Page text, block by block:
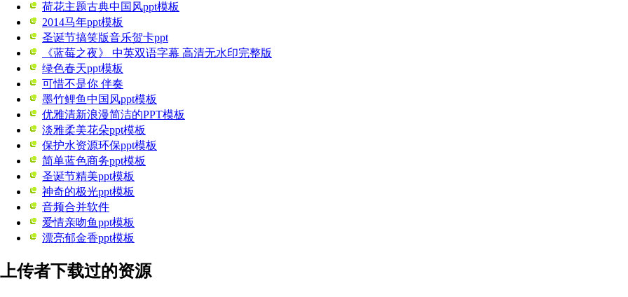
荷花主题古典中国风ppt模板
2014马年ppt模板
圣诞节搞笑版音乐贺卡ppt
《蓝莓之夜》 中英双语字幕 高清无水印完整版
绿色春天ppt模板
可惜不是你 伴奏
墨竹鲤鱼中国风ppt模板
优雅清新浪漫简洁的PPT模板
淡雅柔美花朵ppt模板
保护水资源环保ppt模板
简单蓝色商务ppt模板
圣诞节精美ppt模板
神奇的极光ppt模板
音频合并软件
爱情亲吻鱼ppt模板
漂亮郁金香ppt模板
上传者下载过的资源